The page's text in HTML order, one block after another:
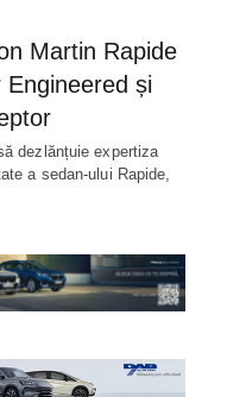
Martin Rapide
și
dezlănțuie expertiza
a sedan-ului Rapide,